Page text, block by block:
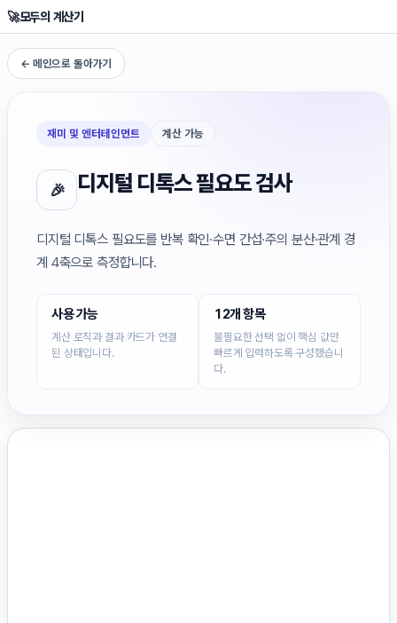
🚀모두의 계산기
← 메인으로 돌아가기
재미 및 엔터테인먼트 계산 가능
🎉 디지털 디톡스 필요도 검사
디지털 디톡스 필요도를 반복 확인·수면 간섭·주의 분산·관계 경
계 4축으로 측정합니다.
사용 가능
계산 로직과 결과 카드가 연결
된 상태입니다.
12개 항목
불필요한 선택 없이 핵심 값만
빠르게 입력하도록 구성했습니
다.